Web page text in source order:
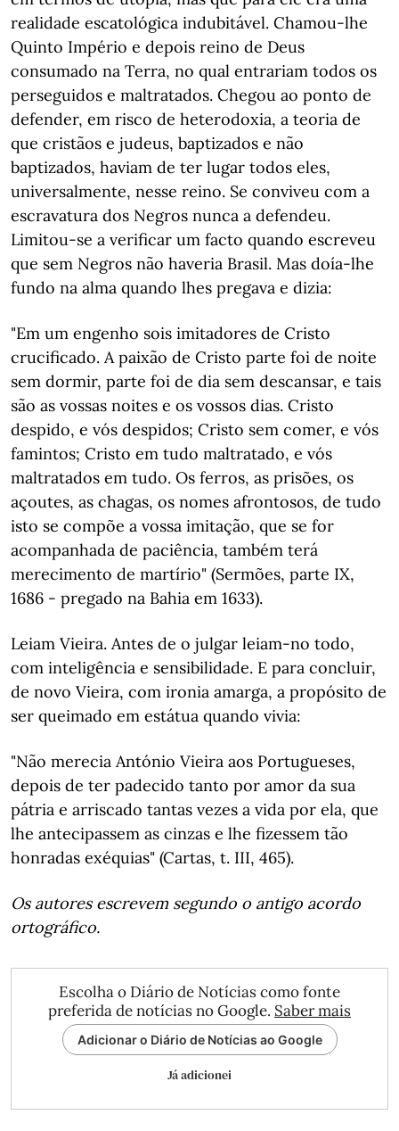
realidade escatológica indubitável. Chamou-lhe
Quinto Império e depois reino de Deus
consumado na Terra, no qual entrariam todos os
perseguidos e maltratados. Chegou ao ponto de
defender, em risco de heterodoxia, a teoria de
que cristãos e judeus, baptizados e não
baptizados, haviam de ter lugar todos eles,
universalmente, nesse reino. Se conviveu com a
escravatura dos Negros nunca a defendeu.
Limitou-se a verificar um facto quando escreveu
que sem Negros não haveria Brasil. Mas doía-lhe
fundo na alma quando lhes pregava e dizia:
"Em um engenho sois imitadores de Cristo
crucificado. A paixão de Cristo parte foi de noite
sem dormir, parte foi de dia sem descansar, e tais
são as vossas noites e os vossos dias. Cristo
despido, e vós despidos; Cristo sem comer, e vós
famintos; Cristo em tudo maltratado, e vós
maltratados em tudo. Os ferros, as prisões, os
açoutes, as chagas, os nomes afrontosos, de tudo
isto se compõe a vossa imitação, que se for
acompanhada de paciência, também terá
merecimento de martírio" (Sermões, parte IX,
1686 - pregado na Bahia em 1633).
Leiam Vieira. Antes de o julgar leiam-no todo,
com inteligência e sensibilidade. E para concluir,
de novo Vieira, com ironia amarga, a propósito de
ser queimado em estátua quando vivia:
"Não merecia António Vieira aos Portugueses,
depois de ter padecido tanto por amor da sua
pátria e arriscado tantas vezes a vida por ela, que
lhe antecipassem as cinzas e lhe fizessem tão
honradas exéquias" (Cartas, t. III, 465).
Os autores escrevem segundo o antigo acordo
ortográfico.
Escolha o Diário de Notícias como fonte
preferida de notícias no Google. Saber mais
Adicionar o Diário de Notícias ao Google
Já adicionei